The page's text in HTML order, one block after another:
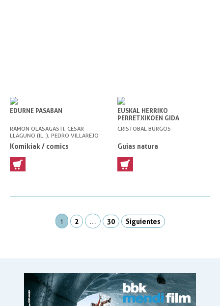
EDURNE PASABAN
RAMON OLASAGASTI, CESAR
LLAGUNO (IL. ), PEDRO VILLAREJO
(IL. )
Komikiak / comics
EUSKAL HERRIKO
PERRETXIKOEN GIDA
CRISTOBAL BURGOS
Guias natura
1 2 … 30 Siguientes